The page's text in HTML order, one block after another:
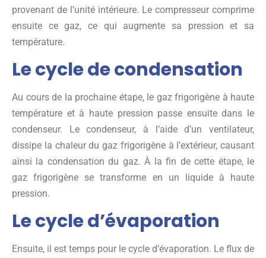
provenant de l’unité intérieure. Le compresseur comprime
ensuite ce gaz, ce qui augmente sa pression et sa
température.
Le cycle de condensation
Au cours de la prochaine étape, le gaz frigorigène à haute
température et à haute pression passe ensuite dans le
condenseur. Le condenseur, à l’aide d’un ventilateur,
dissipe la chaleur du gaz frigorigène à l’extérieur, causant
ainsi la condensation du gaz. À la fin de cette étape, le
gaz frigorigène se transforme en un liquide à haute
pression.
Le cycle d’évaporation
Ensuite, il est temps pour le cycle d’évaporation. Le flux de